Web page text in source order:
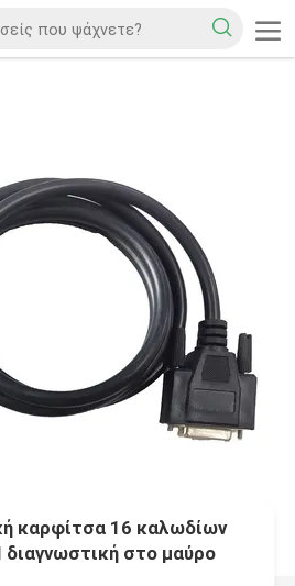
καρφίτσα 16 καλωδίων
διαγνωστική στο μαύρο